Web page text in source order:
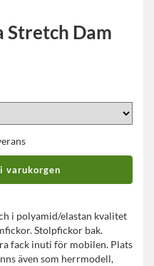
Stretch Dam
varukorgen
i polyamid/elastan kvalitet
Stolpfickor bak.
fack inuti för mobilen. Plats
även som herrmodell,